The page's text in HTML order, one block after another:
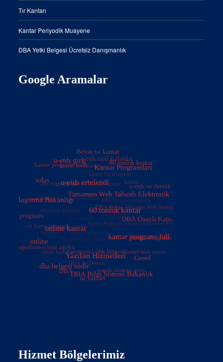
Tır Kantarı
Kantar Periyodik Muayene
DBA Yetki Belgesi Ücretsiz Danışmanlık
Google Aramalar
Hizmet Bölgelerimiz